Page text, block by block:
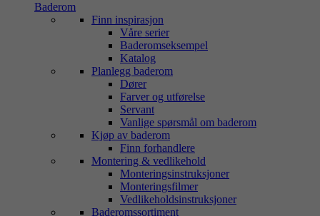
Baderom
Finn inspirasjon
Våre serier
Baderomseksempel
Katalog
Planlegg baderom
Dører
Farver og utførelse
Servant
Vanlige spørsmål om baderom
Kjøp av baderom
Finn forhandlere
Montering & vedlikehold
Monteringsinstruksjoner
Monteringsfilmer
Vedlikeholdsinstruksjoner
Baderomssortiment